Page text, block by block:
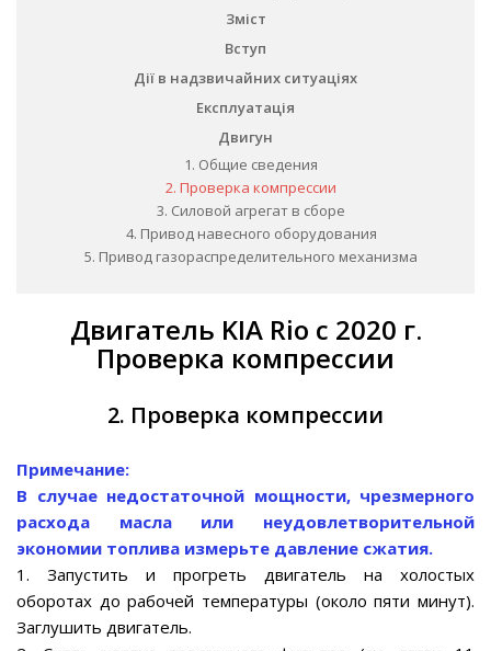
Зміст
Вступ
Дії в надзвичайних ситуаціях
Експлуатація
Двигун
1. Общие сведения
2. Проверка компрессии
3. Силовой агрегат в сборе
4. Привод навесного оборудования
5. Привод газораспределительного механизма
Двигатель KIA Rio с 2020 г.
Проверка компрессии
2. Проверка компрессии
Примечание:
В случае недостаточной мощности, чрезмерного
расхода масла или неудовлетворительной
экономии топлива измерьте давление сжатия.
1. Запустить и прогреть двигатель на холостых
оборотах до рабочей температуры (около пяти минут).
Заглушить двигатель.